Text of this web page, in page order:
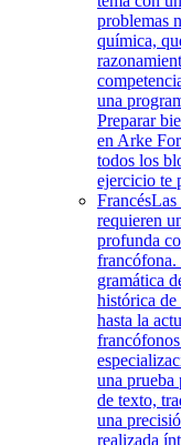
problemas
química,
una
Preparar
en Arke
todos los
ejercicio te
FrancésLas
requieren
profunda
gramática
histórica de
hasta la
una prueba
de texto,
una
realizada